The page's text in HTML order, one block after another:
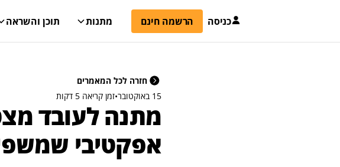
תוכן והשראה מתנות הרשמה חינם כניסה
חזרה לכל המאמרים
15 באוקטובר
•זמן קריאה 5 דקות
מתנה לעובד
אפקטיבי